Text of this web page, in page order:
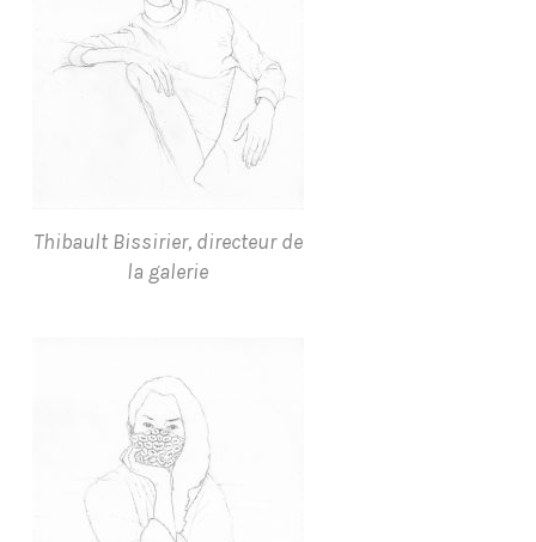
Thibault Bissirier, directeur de
la galerie